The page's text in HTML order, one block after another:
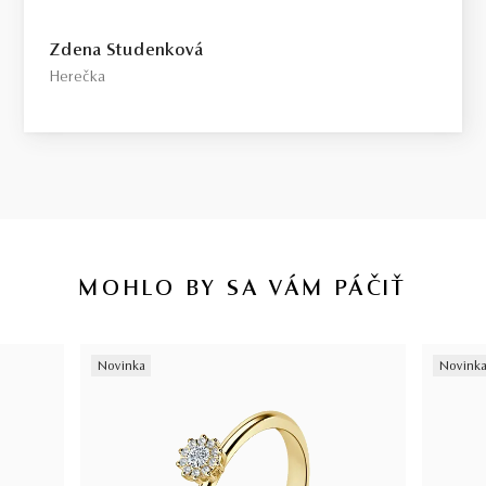
Select / náš tip
tých, ktorí chcú to najlepšie, bez kompromisov.
šperky majú naviac certifikát vystavený jedinou znaleckou
organizáciou na Slovensku,SGI.V prípade kúpy diamantového
šperku radíme spozornieť, ak je certifikát, ktorý je k šperku dodaný,
Zdena Studenková
Herečka
MOHLO BY SA VÁM PÁČIŤ
Novinka Novinka